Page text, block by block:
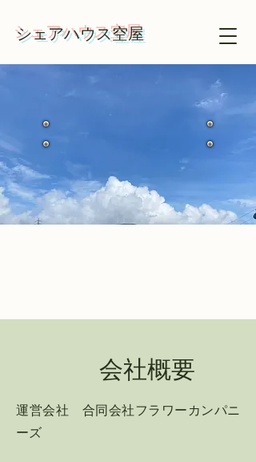
​​シェアハウス空屋
会社概要
運営会社 合同会社フラワーカンパニ
ーズ